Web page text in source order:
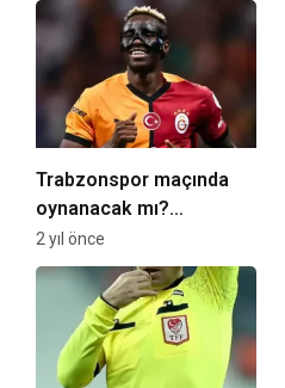
Trabzonspor maçında
oynanacak mı?
Galatasaraylı Victor
Osimhen cevapladı
2 yıl önce